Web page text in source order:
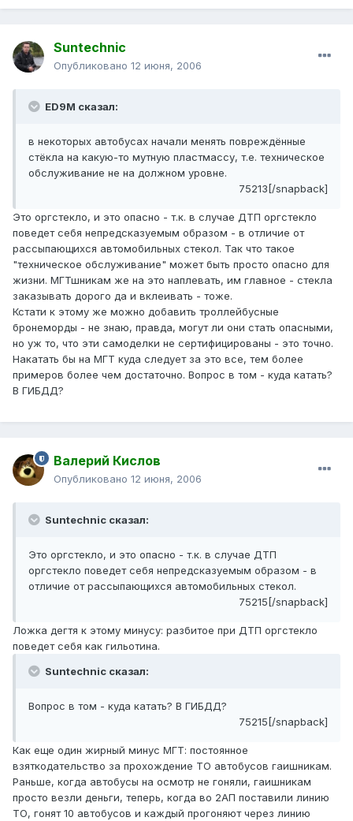
Suntechnic
Опубликовано 12 июня, 2006
ED9M сказал:
в некоторых автобусах начали менять повреждённые
стёкла на какую-то мутную пластмассу, т.е. техническое
обслуживание не на должном уровне.
75213[/snapback]
Это оргстекло, и это опасно - т.к. в случае ДТП оргстекло
поведет себя непредсказуемым образом - в отличие от
рассыпающихся автомобильных стекол. Так что такое
"техническое обслуживание" может быть просто опасно для
жизни. МГТшникам же на это наплевать, им главное - стекла
заказывать дорого да и вклеивать - тоже.
Кстати к этому же можно добавить троллейбусные
бронеморды - не знаю, правда, могут ли они стать опасными,
но уж то, что эти самоделки не сертифицированы - это точно.
Накатать бы на МГТ куда следует за это все, тем более
примеров более чем достаточно. Вопрос в том - куда катать?
В ГИБДД?
Валерий Кислов
Опубликовано 12 июня, 2006
Suntechnic сказал:
Это оргстекло, и это опасно - т.к. в случае ДТП
оргстекло поведет себя непредсказуемым образом - в
отличие от рассыпающихся автомобильных стекол.
75215[/snapback]
Ложка дегтя к этому минусу: разбитое при ДТП оргстекло
поведет себя как гильотина.
Suntechnic сказал:
Вопрос в том - куда катать? В ГИБДД?
75215[/snapback]
Как еще один жирный минус МГТ: постоянное
взяткодательство за прохождение ТО автобусов гаишникам.
Раньше, когда автобусы на осмотр не гоняли, гаишникам
просто везли деньги, теперь, когда во 2АП поставили линию
ТО, гонят 10 автобусов и каждый прогоняют через линию